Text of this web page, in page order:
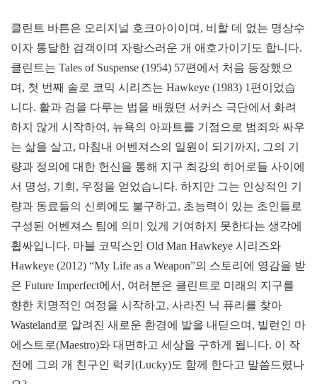
클린트 바튼은 오리지널 호크아이이며, 비할 데 없는 명상수
이자 통달한 검객이며 자랑스러운 개 애호가이기도 합니다.
클린트는 Tales of Suspense (1954) 57편에서 처음 등장했으
며, 첫 번째 솔로 코믹 시리즈는 Hawkeye (1983) 1편이었습
니다. 활과 검을 다루는 법을 배웠던 서커스 극단에서 화려
하지 않게 시작하여, 뉴욕의 아파트를 기점으로 범죄와 싸우
는 삶을 살고, 마침내 어벤져스의 일원이 되기까지, 그의 기
량과 정의에 대한 헌신을 통해 지구 최강의 히어로들 사이에
서 명성, 기회, 우정을 얻었습니다. 하지만 그는 인상적인 기
량과 동료들의 신뢰에도 불구하고, 초능력이 있는 초인들로
구성된 어벤져스 팀에 의미 있게 기여하지 못한다는 생각에
휩싸입니다. 마블 코믹스인 Old Man Hawkeye 시리즈와
Hawkeye (2012) “My Life as a Weapon”의 스토리에 영감을 받
은 Future Imperfect에서, 여러분은 클린트로 미래의 지구를
향한 치명적인 여정을 시작하고, 사라진 닉 퓨리를 찾아
Wasteland로 알려진 새로운 환경에 발을 내딛으며, 빌런인 마
에스트로(Maestro)와 대면하고 세상을 구하게 됩니다. 이 작
전에 그의 개 친구인 럭키(Lucky)도 함께 한다고 말씀드렸나